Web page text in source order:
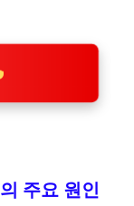
주요 원인